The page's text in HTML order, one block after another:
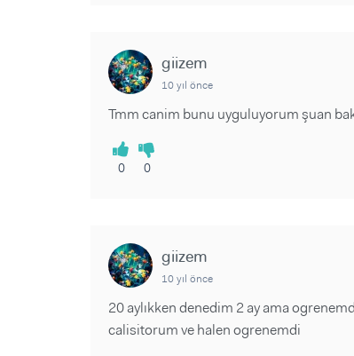
giizem
10 yıl önce
Tmm canim bunu uyguluyorum şuan
0 0
giizem
10 yıl önce
20 aylıkken denedim 2 ay ama
calisitorum ve halen ogrenemdi